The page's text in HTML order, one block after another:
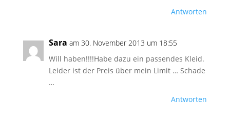
Antworten
Sara am 30. November 2013 um 18:55
Will haben!!!!Habe dazu ein passendes Kleid.
Leider ist der Preis über mein Limit … Schade
…
Antworten